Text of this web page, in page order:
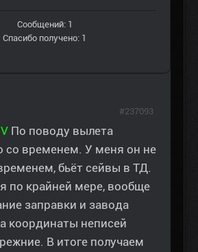
Сообщений: 1
Спасибо получено: 1
По поводу вылета
со временем. У меня он не
бьёт сейвы в ТД.
по крайней мере, вообще
заправки и завода
координаты неписей
В итоге получаем
#237093